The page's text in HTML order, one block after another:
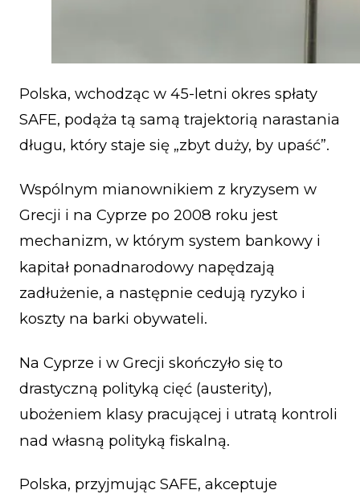
Polska, wchodząc w 45-letni okres spłaty
SAFE, podąża tą samą trajektorią narastania
długu, który staje się „zbyt duży, by upaść”.
Wspólnym mianownikiem z kryzysem w
Grecji i na Cyprze po 2008 roku jest
mechanizm, w którym system bankowy i
kapitał ponadnarodowy napędzają
zadłużenie, a następnie cedują ryzyko i
koszty na barki obywateli.
Na Cyprze i w Grecji skończyło się to
drastyczną polityką cięć (austerity),
ubożeniem klasy pracującej i utratą kontroli
nad własną polityką fiskalną.
Polska, przyjmując SAFE, akceptuje